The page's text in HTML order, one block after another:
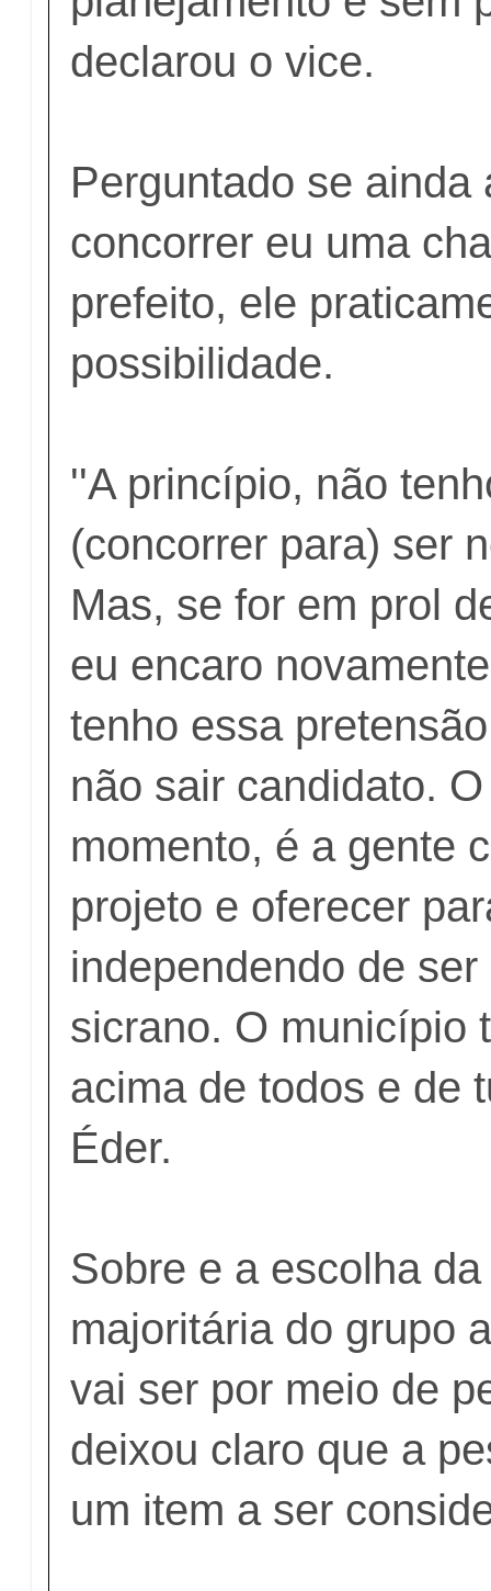
declarou o vice.
Perguntado se ainda
concorrer eu uma
prefeito, ele
possibilidade.
''A princípio, não
(concorrer para) ser
Mas, se for em prol
eu encaro
tenho essa
não sair candidato.
momento, é a gente
projeto e oferecer
independendo de
sicrano. O município
acima de todos e de
Éder.
Sobre e a escolha
majoritária do grupo
vai ser por meio de
deixou claro que a
um item a ser